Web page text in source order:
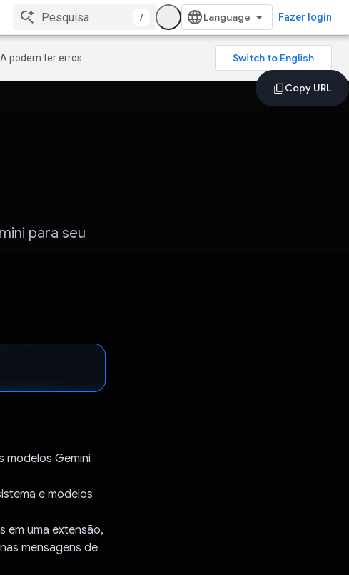
/ Fazer login
podem ter erros.
para seu
modelos Gemini
e modelos
em uma extensão,
mensagens de